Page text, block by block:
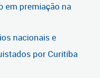
em premiação na
nacionais e
por Curitiba